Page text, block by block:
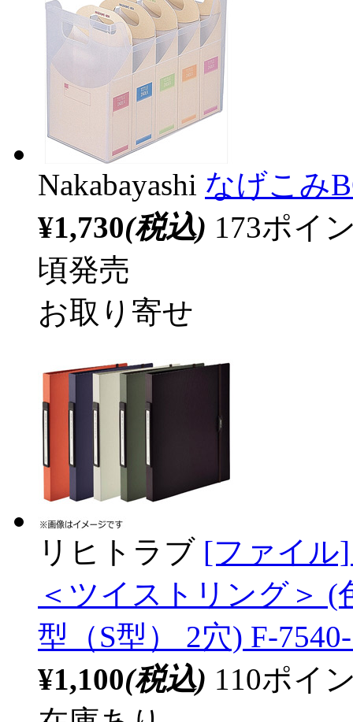
Nakabayashi なげこみ
¥1,730(税込) 173ポイ
頃発売
お取り寄せ
リヒトラブ [ファイル
＜ツイストリング＞
型（S型） 2穴) F-
¥1,100(税込) 110ポイ